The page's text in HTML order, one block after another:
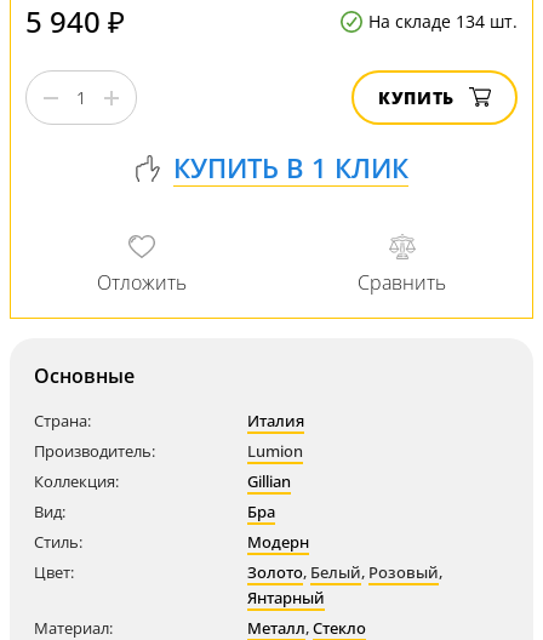
5 940 ₽ На складе 134 шт.
КУПИТЬ
Основные
Страна:
Италия
Производитель:
Lumion
Коллекция:
Gillian
Вид:
Бра
Стиль:
Модерн
Цвет:
Золото, Белый, Розовый,
Янтарный
Материал:
Металл,Стекло